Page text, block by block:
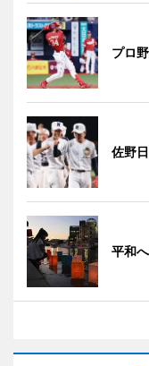
プロ
佐野
平和